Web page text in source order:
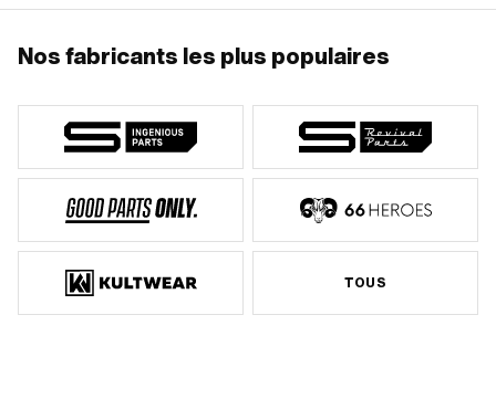
Nos fabricants les plus populaires
TOUS